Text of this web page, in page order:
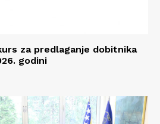
za predlaganje dobitnika
godini